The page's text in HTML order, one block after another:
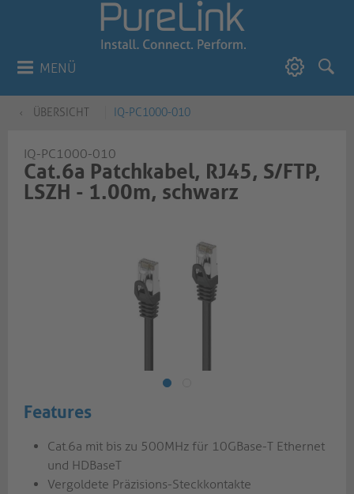
MENÜ
ÜBERSICHT IQ-PC1000-010
IQ-PC1000-010
Cat.6a Patchkabel, RJ45, S/FTP,
LSZH - 1.00m, schwarz
Features
Cat.6a mit bis zu 500MHz für 10GBase-T Ethernet
und HDBaseT
Vergoldete Präzisions-Steckkontakte